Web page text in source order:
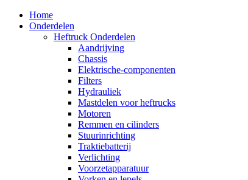
Home
Onderdelen
Heftruck Onderdelen
Aandrijving
Chassis
Elektrische-componenten
Filters
Hydrauliek
Mastdelen voor heftrucks
Motoren
Remmen en cilinders
Stuurinrichting
Traktiebatterij
Verlichting
Voorzetapparatuur